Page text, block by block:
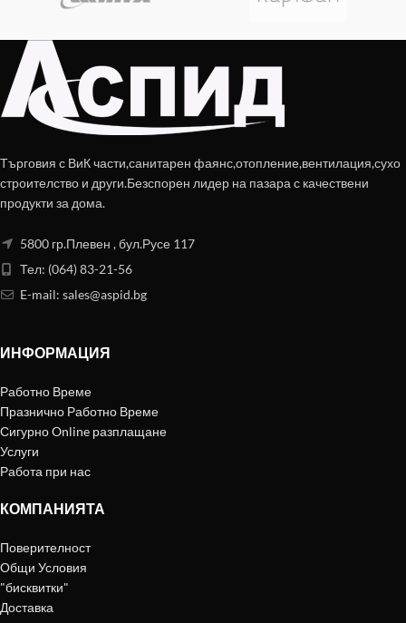
Търговия с ВиК части,санитарен фаянс,отопление,вентилация,сухо
строителство и други.Безспорен лидер на пазара с качествени
продукти за дома.
5800 гр.Плевен , бул.Русе 117
Тел: (064) 83-21-56
E-mail: sales@aspid.bg
ИНФОРМАЦИЯ
Работно Време
Празнично Работно Време
Сигурно Online разплащане
Услуги
Работа при нас
КОМПАНИЯТА
Поверителност
Общи Условия
"бисквитки"
Доставка